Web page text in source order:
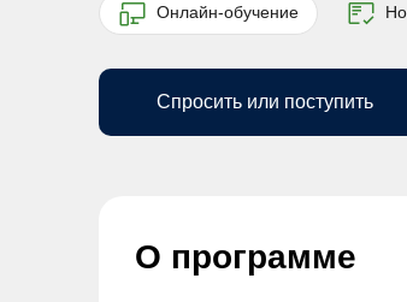
Онлайн-обучение
Спросить или поступить
О программе